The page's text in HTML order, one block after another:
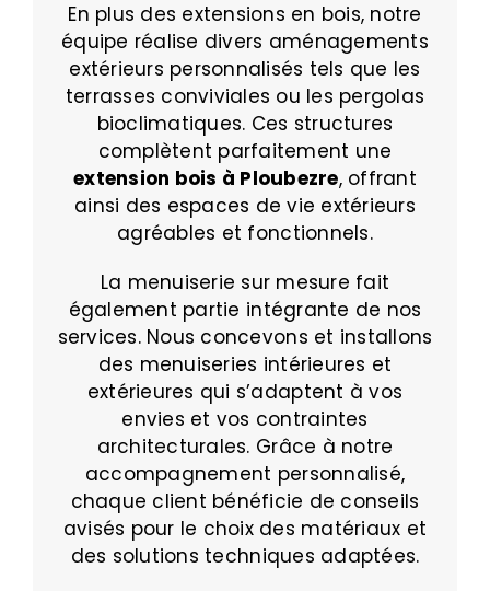
En plus des extensions en bois, notre
équipe réalise divers aménagements
extérieurs personnalisés tels que les
terrasses conviviales ou les pergolas
bioclimatiques. Ces structures
complètent parfaitement une
extension bois à Ploubezre, offrant
ainsi des espaces de vie extérieurs
agréables et fonctionnels.
La menuiserie sur mesure fait
également partie intégrante de nos
services. Nous concevons et installons
des menuiseries intérieures et
extérieures qui s’adaptent à vos
envies et vos contraintes
architecturales. Grâce à notre
accompagnement personnalisé,
chaque client bénéficie de conseils
avisés pour le choix des matériaux et
des solutions techniques adaptées.